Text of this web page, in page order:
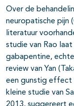
Over de
neuropatische pijn
literatuur
studie van Rao
gabapentine,
review van Yan
een gunstig effect
kleine studie van